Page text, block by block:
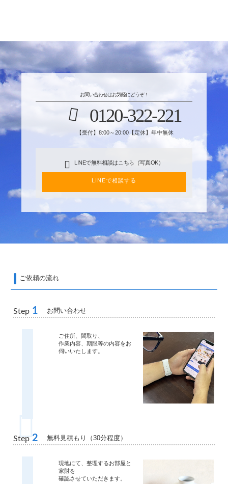
お問い合わせはお気軽にどうぞ！
0120-322-221
【受付】8:00～20:00【定休】年中無休
LINEで無料相談はこちら（写真OK）
LINEで相談する
ご依頼の流れ
Step 1 お問い合わせ
ご住所、間取り、
作業内容、期限等の内容をお
伺いいたします。
Step 2 無料見積もり（30分程度）
現地にて、整理するお部屋と
家財を
確認させていただきます。